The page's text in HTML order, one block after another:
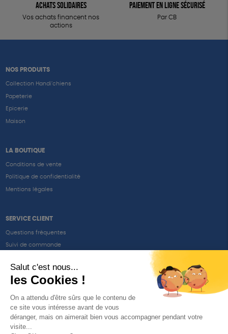
Achats solidaires
Vos achats financent nos
actions
Paiement en ligne sécurisé
Par CB
NOS PRODUITS
Collection Handi’chiens
Papeterie
Epicerie
Maison
LA BOUTIQUE
Conditions de vente
Politique de confidentialité
Mentions légales
SERVICE CLIENT
Questions fréquentes
Suivi de commande
Renvoyer des articles
SUIVEZ-NOUS